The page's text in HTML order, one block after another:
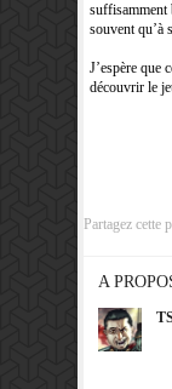
suffisamment
souvent qu’à
J’espère que
découvrir le
Partagez cette
A